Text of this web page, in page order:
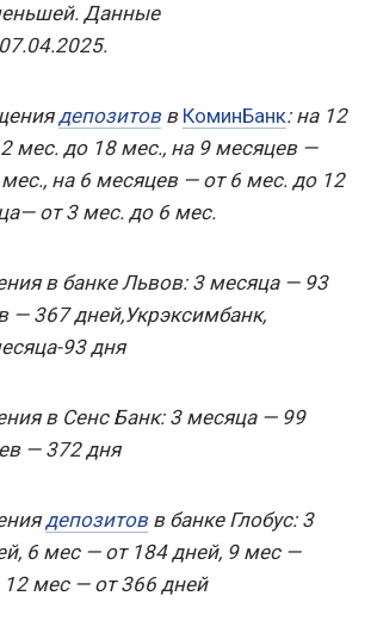
Данные
депозитовв КоминБанк: на 12
мес. до 18 мес., на 9 месяцев —
на 6 месяцев — от 6 мес. до 12
от 3 мес. до 6 мес.
в банке Львов: 3 месяца — 93
— 367 дней,Укрэксимбанк,
93 дня
в Сенс Банк: 3 месяца — 99
— 372 дня
депозитовв банке Глобус: 3
6 мес — от 184 дней, 9 мес —
12 мес — от 366 дней